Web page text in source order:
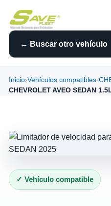
← Buscar otro vehículo
Inicio›Vehículos compatibles›
CHEVROLET AVEO SEDAN
✓ Vehículo compatible